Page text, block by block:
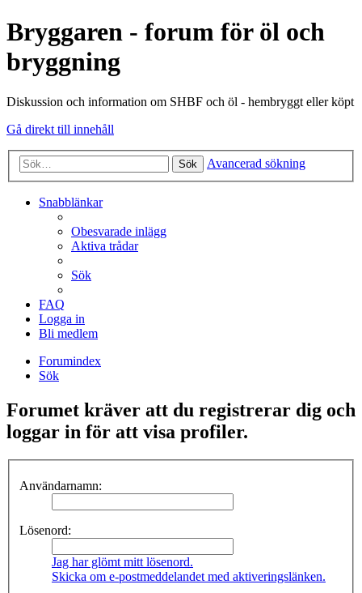
Bryggaren - forum för öl och
bryggning
Diskussion och information om SHBF och öl - hembryggt eller köpt
Gå direkt till innehåll
Sök Avancerad sökning
Snabblänkar
Obesvarade inlägg
Aktiva trådar
Sök
FAQ
Logga in
Bli medlem
Forumindex
Sök
Forumet kräver att du registrerar dig och
loggar in för att visa profiler.
Användarnamn:
Lösenord:
Jag har glömt mitt lösenord.
Skicka om e-postmeddelandet med aktiveringslänken.